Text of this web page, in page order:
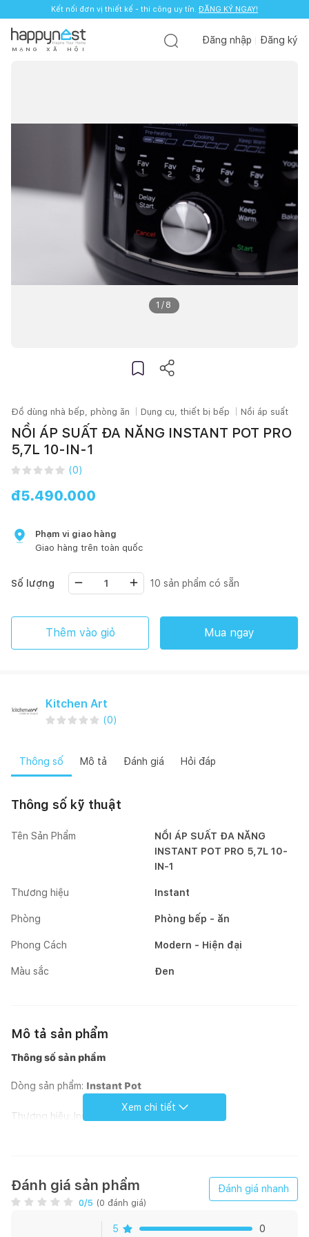
Kết nối đơn vị thiết kế - thi công uy tín. ĐĂNG KÝ NGAY!
M Ạ N G X Ã H Ộ I
Đăng nhập Đăng ký
1 / 8
Đồ dùng nhà bếp, phòng ăn Dụng cụ, thiết bị bếp Nồi áp suất
NỒI ÁP SUẤT ĐA NĂNG INSTANT POT PRO
5,7L 10-IN-1
(0)
đ5.490.000
Phạm vi giao hàng
Giao hàng trên toàn quốc
Số lượng 10 sản phẩm có sẵn
Thêm vào giỏ Mua ngay
Kitchen Art
(0)
Thông số Mô tả Đánh giá Hỏi đáp
Thông số kỹ thuật
Tên Sản Phẩm
NỒI ÁP SUẤT ĐA NĂNG
INSTANT POT PRO 5,7L 10-
IN-1
Thương hiệu Instant
Phòng Phòng bếp - ăn
Phong Cách Modern - Hiện đại
Màu sắc Đen
Mô tả sản phẩm
Thông số sản phẩm
Dòng sản phẩm: Instant Pot
Thương hiệu: Instant Brands
Chất liệu: Thép không gỉ
Màu: Đen
Xem chi tiết
Đánh giá sản phẩm
0/5 (0 đánh giá)
Đánh giá nhanh
5
0